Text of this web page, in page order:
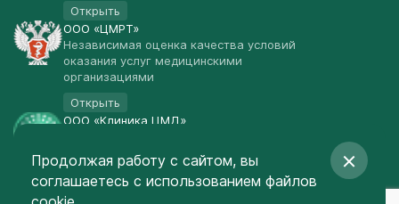
Открыть
ООО «ЦМРТ»
Независимая оценка качества условий
оказания услуг медицинскими
организациями
Открыть
ООО «Клиника ЦМД»
Открыть
© Клиника ЦМД 2003-2026
Продолжая работу с сайтом, вы
соглашаетесь с использованием файлов